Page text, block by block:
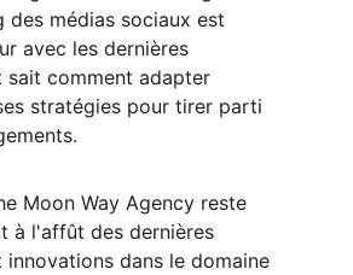
des médias sociaux est
avec les dernières
sait comment adapter
stratégies pour tirer parti
Moon Way Agency reste
à l'affût des dernières
innovations dans le domaine